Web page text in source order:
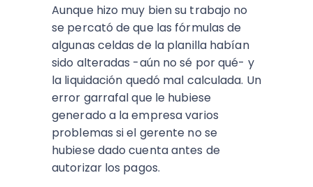
Aunque hizo muy bien su trabajo no
se percató de que las fórmulas de
algunas celdas de la planilla habían
sido alteradas -aún no sé por qué- y
la liquidación quedó mal calculada. Un
error garrafal que le hubiese
generado a la empresa varios
problemas si el gerente no se
hubiese dado cuenta antes de
autorizar los pagos.